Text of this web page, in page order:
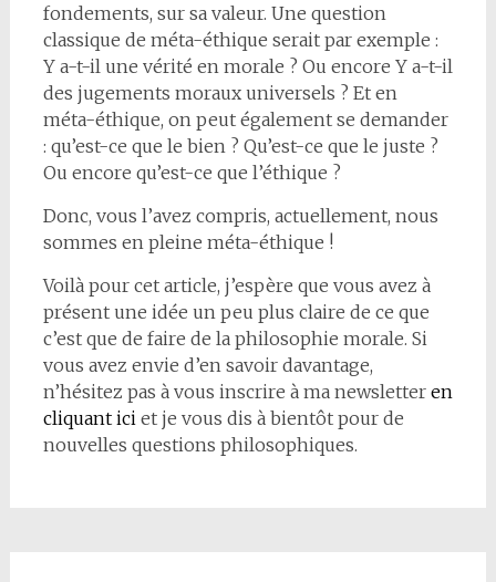
fondements, sur sa valeur. Une question
classique de méta-éthique serait par exemple :
Y a-t-il une vérité en morale ? Ou encore Y a-t-il
des jugements moraux universels ? Et en
méta-éthique, on peut également se demander
: qu’est-ce que le bien ? Qu’est-ce que le juste ?
Ou encore qu’est-ce que l’éthique ?
Donc, vous l’avez compris, actuellement, nous
sommes en pleine méta-éthique !
Voilà pour cet article, j’espère que vous avez à
présent une idée un peu plus claire de ce que
c’est que de faire de la philosophie morale. Si
vous avez envie d’en savoir davantage,
n’hésitez pas à vous inscrire à ma newsletter en
cliquant iciet je vous dis à bientôt pour de
nouvelles questions philosophiques.